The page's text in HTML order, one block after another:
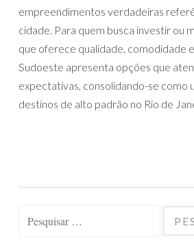
empreendimentos verdadeiras
cidade. Para quem busca investir ou
que oferece qualidade, comodidade
Sudoeste apresenta opções que
expectativas, consolidando-se como
destinos de alto padrão no Rio de